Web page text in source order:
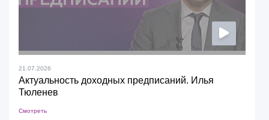
21.07.2026
Актуальность доходных предписаний. Илья
Тюленев
Смотреть